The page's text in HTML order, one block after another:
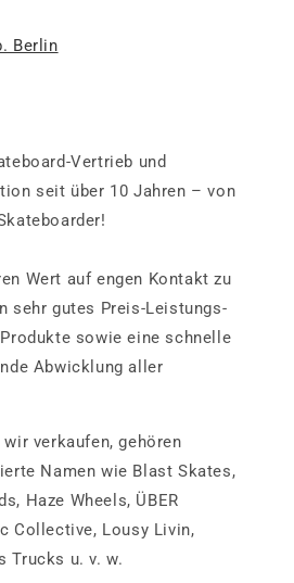
Berlin
Vertrieb und
seit über 10 Jahren – von
Wert auf engen Kontakt zu
sehr gutes Preis-Leistungs-
sowie eine schnelle
Abwicklung aller
verkaufen, gehören
Namen wie Blast Skates,
Haze Wheels, ÜBER
Collective, Lousy Livin,
Trucks u. v. w.